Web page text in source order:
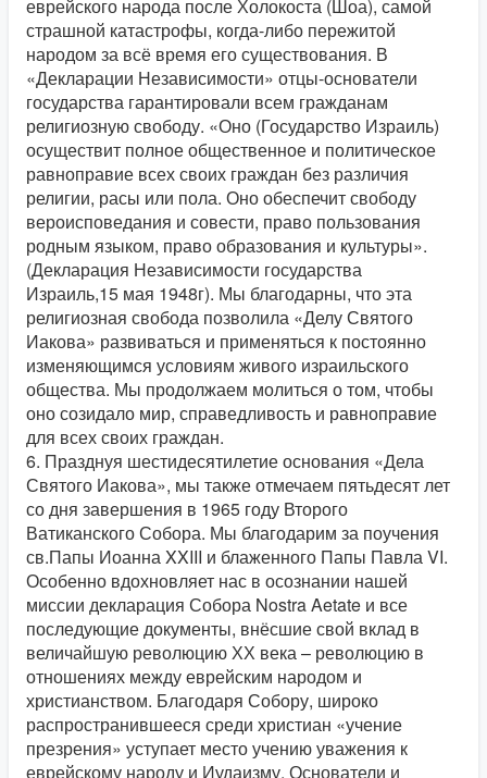
еврейского народа после Холокоста (Шоа), самой
страшной катастрофы, когда-либо пережитой
народом за всё время его существования. В
«Декларации Независимости» отцы-основатели
государства гарантировали всем гражданам
религиозную свободу. «Оно (Государство Израиль)
осуществит полное общественное и политическое
равноправие всех своих граждан без различия
религии, расы или пола. Оно обеспечит свободу
вероисповедания и совести, право пользования
родным языком, право образования и культуры».
(Декларация Независимости государства
Израиль,15 мая 1948г). Мы благодарны, что эта
религиозная свобода позволила «Делу Святого
Иакова» развиваться и применяться к постоянно
изменяющимся условиям живого израильского
общества. Мы продолжаем молиться о том, чтобы
оно созидало мир, справедливость и равноправие
для всех своих граждан.
6. Празднуя шестидесятилетие основания «Дела
Святого Иакова», мы также отмечаем пятьдесят лет
со дня завершения в 1965 году Второго
Ватиканского Собора. Мы благодарим за поучения
св.Папы Иоанна XXIII и блаженного Папы Павла VI.
Особенно вдохновляет нас в осознании нашей
миссии декларация Собора Nostra Aetate и все
последующие документы, внёсшие свой вклад в
величайшую революцию ХХ века – революцию в
отношениях между еврейским народом и
христианством. Благодаря Собору, широко
распространившееся среди христиан «учение
презрения» уступает место учению уважения к
еврейскому народу и Иудаизму. Основатели и